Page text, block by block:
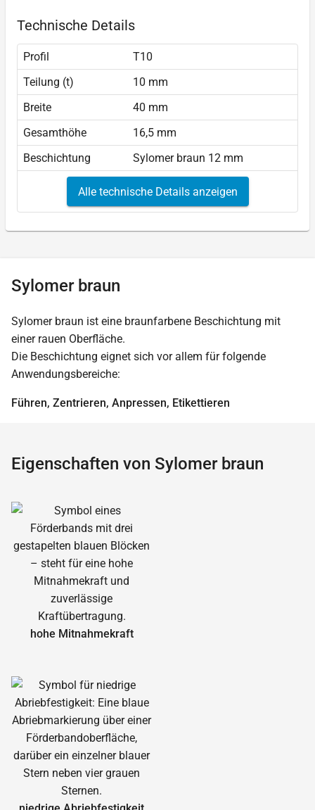
Technische Details
Profil
T10
Teilung (t)
10 mm
Breite
40 mm
Gesamthöhe
16,5 mm
Beschichtung
Sylomer braun 12 mm
Alle technische Details anzeigen
Sylomer braun
Sylomer braun ist eine braunfarbene Beschichtung mit
einer rauen Oberfläche.
Die Beschichtung eignet sich vor allem für folgende
Anwendungsbereiche:
Führen, Zentrieren, Anpressen, Etikettieren
Eigenschaften von Sylomer braun
hohe Mitnahmekraft